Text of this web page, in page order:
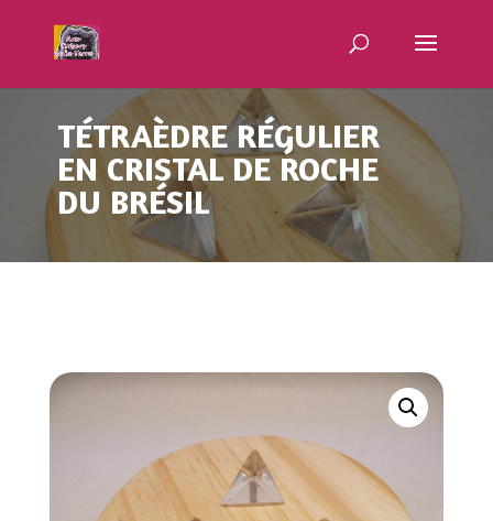
TÉTRAÈDRE RÉGULIER
EN CRISTAL DE ROCHE
DU BRÉSIL